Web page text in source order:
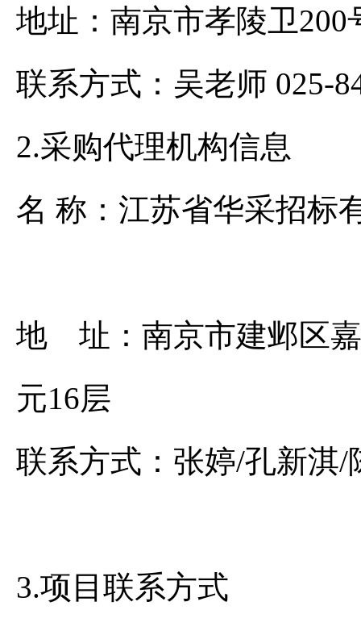
地址：南京市
联系方式：吴老
2.采购代理机构信息
名 称：江苏省
地 址：南京市建邺区
元16
联系方式：张婷/孔
3.项目联系方式